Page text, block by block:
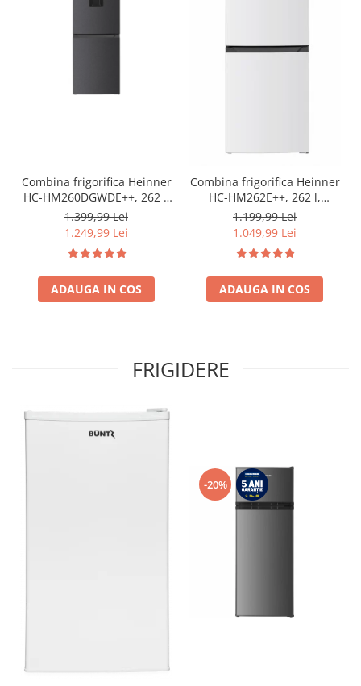
Combina frigorifica Heinner
HC-HM260DGWDE++, 262 l,
Clasa E, Dozator de apa,
Control electronic cu
cm, Gri antracit texturat
1.399,99 Lei
1.249,99 Lei
ADAUGA IN COS
Combina frigorifica Heinner
HC-HM262E++, 262 l,
Control electronic,
Iluminare LED, Usi
cm, Alb
1.199,99 Lei
1.049,99 Lei
ADAUGA IN COS
FRIGIDERE
-20%